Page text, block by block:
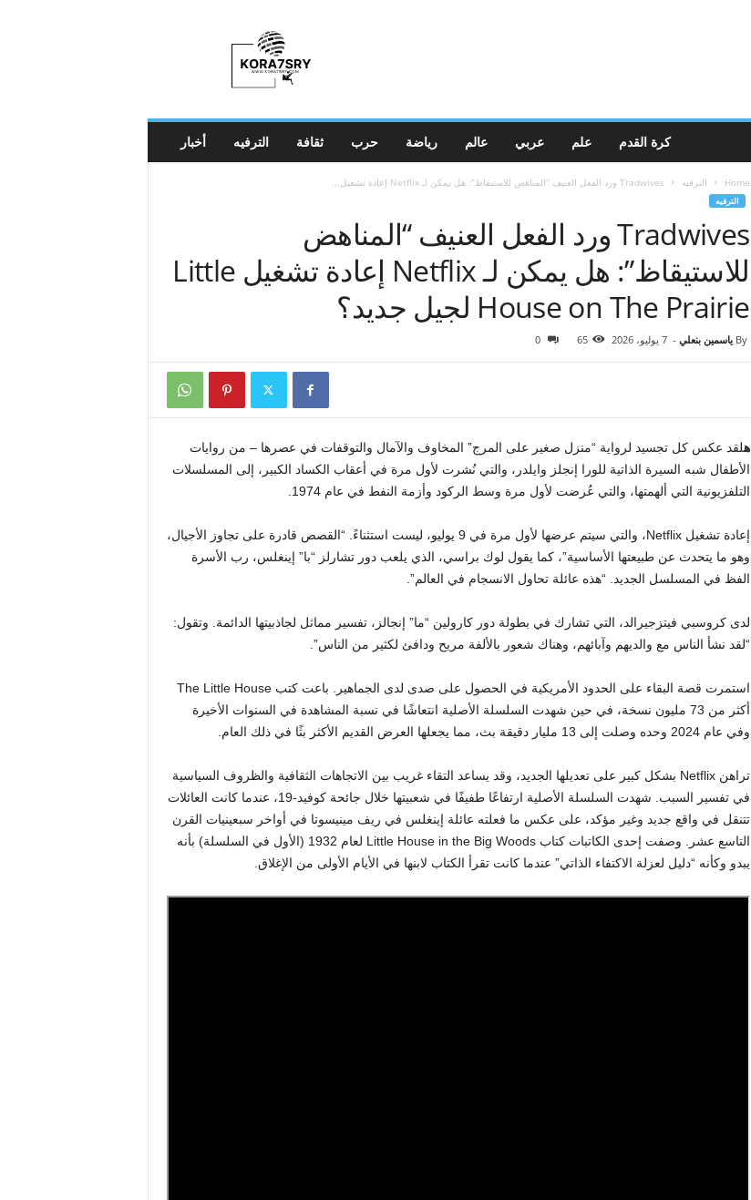
أخبار الترفيه ثقافة حرب رياضة عالم عربي علم كرة القدم
Home الترفيه Tradwives ورد الفعل العنيف “المناهض للاستيقاظ”: هل يمكن لـ Netflix إعادة تشغيل...
الترفيه
Tradwives ورد الفعل العنيف “المناهض
للاستيقاظ”: هل يمكن لـ Netflix إعادة تشغيل Little
House on The Prairie لجيل جديد؟
By ياسمين بنعلي - 7 يوليو، 2026 65
0
هلقد عكس كل تجسيد لرواية “منزل صغير على المرج” المخاوف والآمال والتوقفات في عصرها – من روايات
الأطفال شبه السيرة الذاتية للورا إنجلز وايلدر، والتي نُشرت لأول مرة في أعقاب الكساد الكبير، إلى المسلسلات
التلفزيونية التي ألهمتها، والتي عُرضت لأول مرة وسط الركود وأزمة النفط في عام 1974.
إعادة تشغيل Netflix، والتي سيتم عرضها لأول مرة في 9 يوليو، ليست استثناءً. “القصص قادرة على تجاوز الأجيال،
وهو ما يتحدث عن طبيعتها الأساسية”، كما يقول لوك براسي، الذي يلعب دور تشارلز “با” إينغلس، رب الأسرة
الفظ في المسلسل الجديد. “هذه عائلة تحاول الانسجام في العالم”.
لدى كروسبي فيتزجيرالد، التي تشارك في بطولة دور كارولين “ما” إنجالز، تفسير مماثل لجاذبيتها الدائمة. وتقول:
“لقد نشأ الناس مع والديهم وآبائهم، وهناك شعور بالألفة مريح ودافئ لكثير من الناس”.
استمرت قصة البقاء على الحدود الأمريكية في الحصول على صدى لدى الجماهير. باعت كتب The Little House
أكثر من 73 مليون نسخة، في حين شهدت السلسلة الأصلية انتعاشًا في نسبة المشاهدة في السنوات الأخيرة
وفي عام 2024 وحده وصلت إلى 13 مليار دقيقة بث، مما يجعلها العرض القديم الأكثر بثًا في ذلك العام.
تراهن Netflix بشكل كبير على تعديلها الجديد، وقد يساعد التقاء غريب بين الاتجاهات الثقافية والظروف السياسية
في تفسير السبب. شهدت السلسلة الأصلية ارتفاعًا طفيفًا في شعبيتها خلال جائحة كوفيد-19، عندما كانت العائلات
تتنقل في واقع جديد وغير مؤكد، على عكس ما فعلته عائلة إينغلس في ريف مينيسوتا في أواخر سبعينيات القرن
التاسع عشر. وصفت إحدى الكاتبات كتاب Little House in the Big Woods لعام 1932 (الأول في السلسلة) بأنه
يبدو وكأنه “دليل لعزلة الاكتفاء الذاتي” عندما كانت تقرأ الكتاب لابنها في الأيام الأولى من الإغلاق.